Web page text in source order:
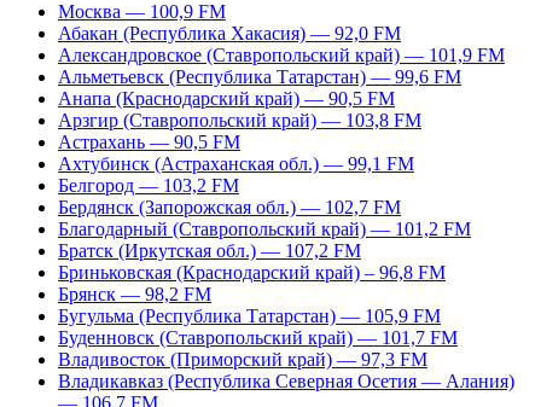
Москва — 100,9 FM
Абакан (Республика Хакасия) — 92,0 FM
Александровское (Ставропольский край) — 101,9 FM
Альметьевск (Республика Татарстан) — 99,6 FM
Анапа (Краснодарский край) — 90,5 FM
Арзгир (Ставропольский край) — 103,8 FM
Астрахань — 90,5 FM
Ахтубинск (Астраханская обл.) — 99,1 FM
Белгород — 103,2 FM
Бердянск (Запорожская обл.) — 102,7 FM
Благодарный (Ставропольский край) — 101,2 FM
Братск (Иркутская обл.) — 107,2 FM
Бриньковская (Краснодарский край) – 96,8 FM
Брянск — 98,2 FM
Бугульма (Республика Татарстан) — 105,9 FM
Буденновск (Ставропольский край) — 101,7 FM
Владивосток (Приморский край) — 97,3 FM
Владикавказ (Республика Северная Осетия — Алания)
— 106,7 FM